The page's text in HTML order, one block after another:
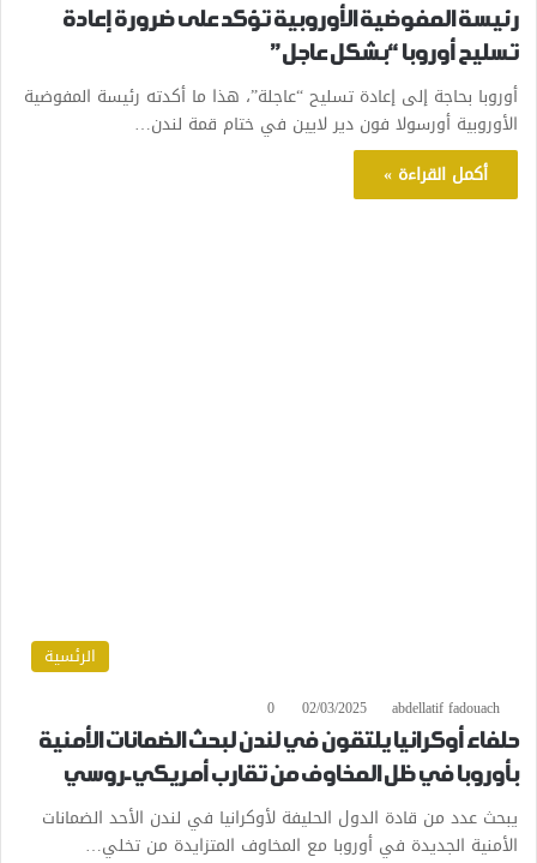
رئيسة المفوضية الأوروبية تؤكد على ضرورة إعادة
تسليح أوروبا “بشكل عاجل”
أوروبا بحاجة إلى إعادة تسليح “عاجلة”، هذا ما أكدته رئيسة المفوضية
الأوروبية أورسولا فون دير لايين في ختام قمة لندن…
أكمل القراءة »
الرئسية
abdellatif fadouach
02/03/2025
0
حلفاء أوكرانيا يلتقون في لندن لبحث الضمانات الأمنية
بأوروبا في ظل المخاوف من تقارب أمريكي-روسي
يبحث عدد من قادة الدول الحليفة لأوكرانيا في لندن الأحد الضمانات
الأمنية الجديدة في أوروبا مع المخاوف المتزايدة من تخلي…